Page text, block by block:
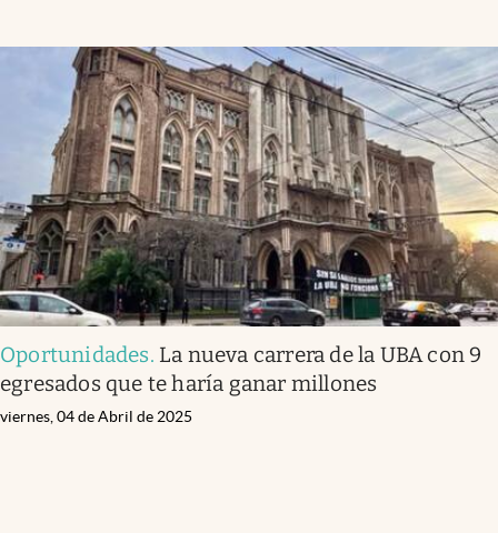
Oportunidades. La nueva carrera de la UBA con 9
egresados que te haría ganar millones
viernes, 04 de Abril de 2025